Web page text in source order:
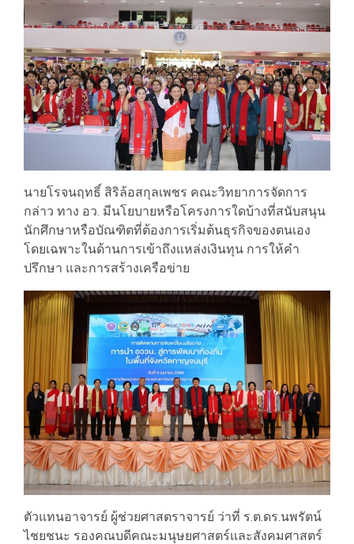
นายโรจนฤทธิ์ สิริล้อสกุลเพชร คณะวิทยาการจัดการ
กล่าว ทาง อว. มีนโยบายหรือโครงการใดบ้างที่สนับสนุน
นักศึกษาหรือบัณฑิตที่ต้องการเริ่มต้นธุรกิจของตนเอง
โดยเฉพาะในด้านการเข้าถึงแหล่งเงินทุน การให้คำ
ปรึกษา และการสร้างเครือข่าย
ตัวแทนอาจารย์ ผู้ช่วยศาสตราจารย์ ว่าที่ ร.ต.ดร.นพรัตน์
ไชยชนะ รองคณบดีคณะมนุษยศาสตร์และสังคมศาสตร์